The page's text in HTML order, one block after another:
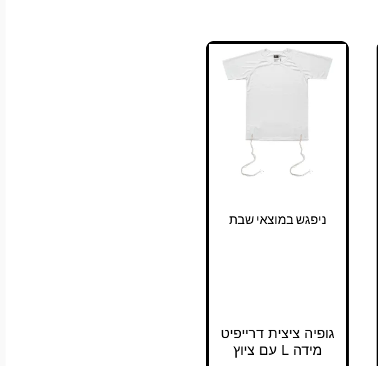
ניפגש במוצאי שבת
גופיה ציצית דרייפיט
מידה L עם ציוץ